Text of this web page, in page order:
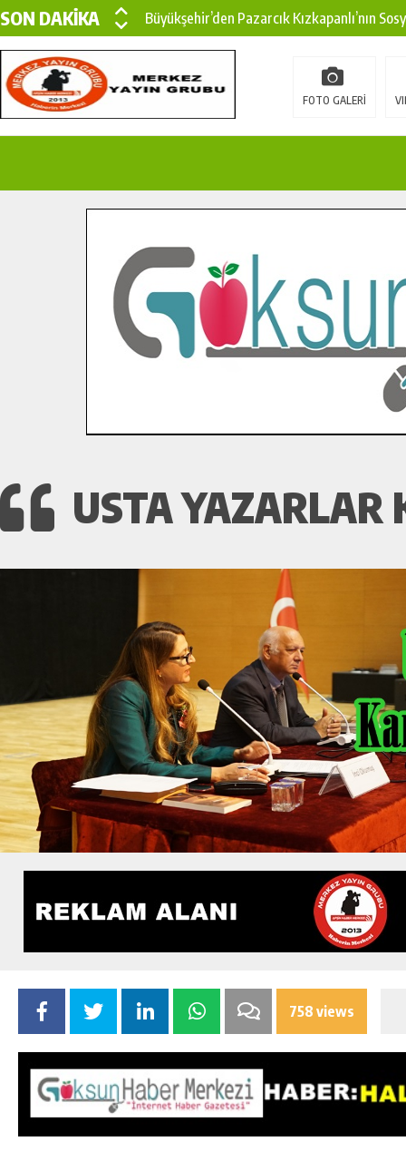
SON DAKİKA
Büyükşehir’den Pazarcık Kızkapanlı’nın
Büyükşehir’den Pazarcık Kırsalına Modern
Çin’den KSÜ’ye Uluslararası Başarı:
İlçe Jandarma Komutanı Karakaya’dan
Bertiz’in Yeni Köprüsünde Sona Doğru.
FOTO GALERİ
USTA YAZARLAR
758 views